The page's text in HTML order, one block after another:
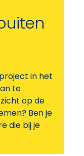
in het
te
op de
Ben je
die bij je